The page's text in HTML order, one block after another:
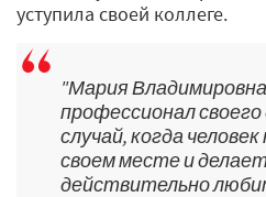
уступила своей коллеге.
"Мария
профессионал
случай, когда
своем месте и
действительно